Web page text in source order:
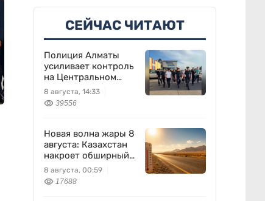
СЕЙЧАС ЧИТАЮТ
Полиция Алматы
усиливает контроль
на Центральном
вещевом рынке
8 августа, 14:33
39556
Новая волна жары 8
августа: Казахстан
накроет обширный
антициклон
8 августа, 00:59
17688